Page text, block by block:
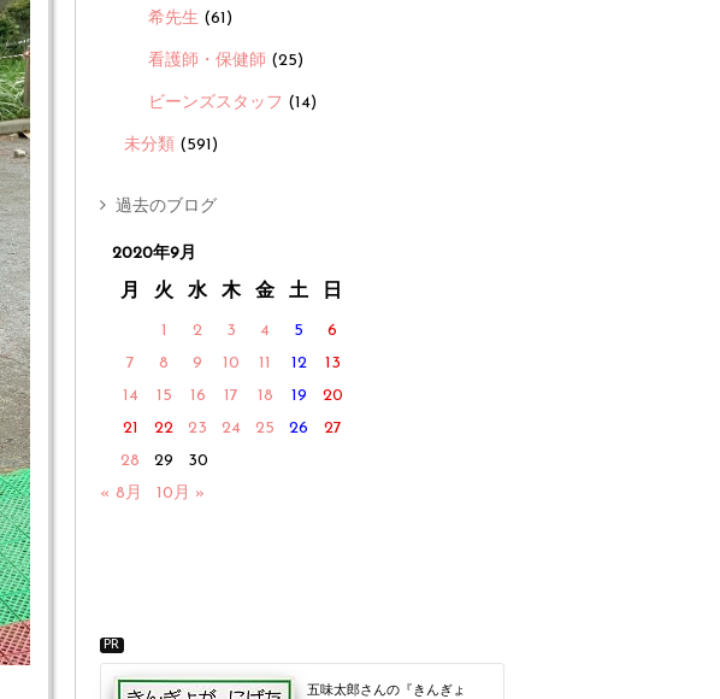
希先生 (61)
看護師・保健師 (25)
ビーンズスタッフ (14)
未分類 (591)
過去のブログ
2020年9月
月 火 水 木 金 土 日
1 2 3 4 5
6
7
8 9 10 11 12
13
14
15 16 17 18 19
20
21
22 23 24 25 26
27
28
29
30
« 8月
10月 »
PR
五味太郎さんの『きんぎょ